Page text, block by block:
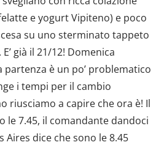
e yogurt Vipiteno) e poco
su uno sterminato tappeto
già il 21/12! Domenica
è un po’ problematico
i tempi per il cambio
riusciamo a capire che ora è! Il
le 7.45, il comandante dandoci
Aires dice che sono le 8.45